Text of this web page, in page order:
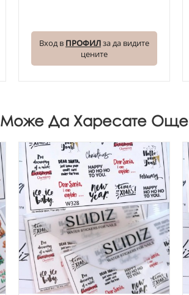
Вход в ПРОФИЛза да видите
цените
Може Да Харесате Още